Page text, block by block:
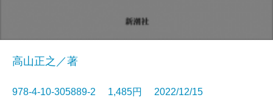
高山正之／著
978-4-10-305889-2 1,485円 2022/12/15